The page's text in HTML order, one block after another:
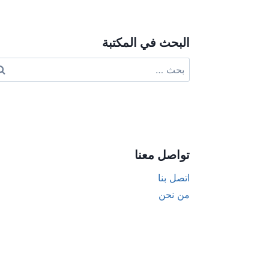
البحث في المكتبة
عن:
تواصل معنا
اتصل بنا
من نحن